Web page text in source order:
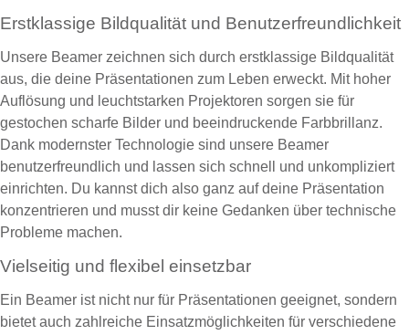
Erstklassige Bildqualität und Benutzerfreundlichkeit
Unsere Beamer zeichnen sich durch erstklassige Bildqualität
aus, die deine Präsentationen zum Leben erweckt. Mit hoher
Auflösung und leuchtstarken Projektoren sorgen sie für
gestochen scharfe Bilder und beeindruckende Farbbrillanz.
Dank modernster Technologie sind unsere Beamer
benutzerfreundlich und lassen sich schnell und unkompliziert
einrichten. Du kannst dich also ganz auf deine Präsentation
konzentrieren und musst dir keine Gedanken über technische
Probleme machen.
Vielseitig und flexibel einsetzbar
Ein Beamer ist nicht nur für Präsentationen geeignet, sondern
bietet auch zahlreiche Einsatzmöglichkeiten für verschiedene